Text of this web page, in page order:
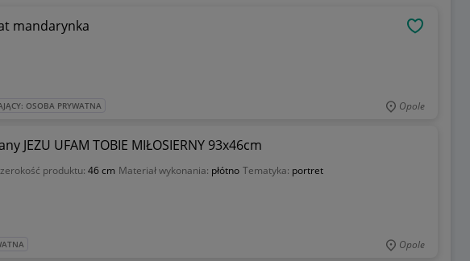
mandarynka
OSOBA PRYWATNA Opole
JEZU UFAM TOBIE MIŁOSIERNY 93x46cm
produktu: 46 cm Materiał wykonania: płótno Tematyka: portret
Opole